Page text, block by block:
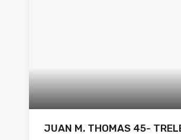
JUAN M. THOMAS 45-